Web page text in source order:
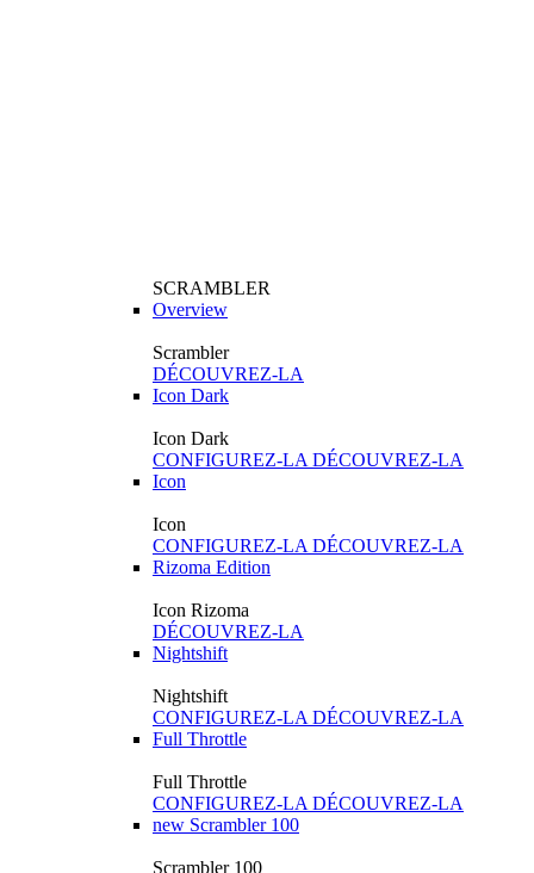
SCRAMBLER
Overview
Scrambler
DÉCOUVREZ-LA
Icon Dark
Icon Dark
CONFIGUREZ-LA DÉCOUVREZ-LA
Icon
Icon
CONFIGUREZ-LA DÉCOUVREZ-LA
Rizoma Edition
Icon Rizoma
DÉCOUVREZ-LA
Nightshift
Nightshift
CONFIGUREZ-LA DÉCOUVREZ-LA
Full Throttle
Full Throttle
CONFIGUREZ-LA DÉCOUVREZ-LA
new Scrambler 100
Scrambler 100